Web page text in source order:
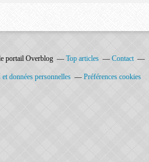
portail Overblog Top articles Contact
données personnelles Préférences cookies